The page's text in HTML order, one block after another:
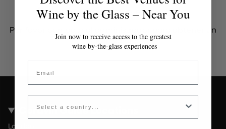
Token inválido o expirado
Por favor contacta al administrador para obtener un
token válido.
Coravin Guide Locations
London
Wine by the Glass – Near You
Join now to receive access to the greatest
wine by-the-glass experiences
Email
Country